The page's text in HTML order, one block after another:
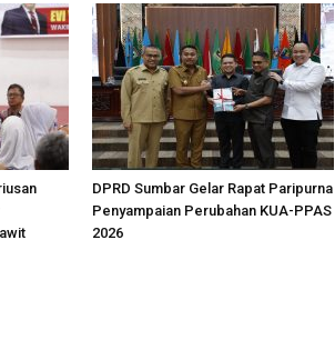
DPRD Sumbar Gelar Rapat Paripurna
Penyampaian Perubahan KUA-PPAS
2026